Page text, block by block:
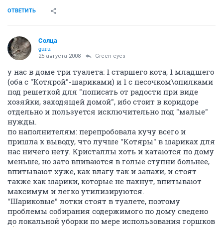
ОТВЕТИТЬ
Солца
guru
25 августа 2008 Green eyes
у нас в доме три туалета: 1 старшего кота, 1 младшего
(оба с "Котярой"-шариками) и 1 с песочком\опилками
под решеткой для "пописать от радости при виде
хозяйки, заходящей домой", ибо стоит в коридоре
отдельно и пользуется исключительно под "малые"
нужды.
по наполнителям: перепробовала кучу всего и
пришла к выводу, что лучше "Котяры" в шариках для
нас ничего нету. Кристаллы хоть и катаются по дому
меньше, но зато впиваются в голые ступни больнее,
впитывают хуже, как влагу так и запахи, и стоят
также как шарики, которые не пахнут, впитывают
максимум и легко утилизируются.
"Шариковые" лотки стоят в туалете, поэтому
проблемы собирания содержимого по дому сведено
до локальной уборки по мере использования горшков